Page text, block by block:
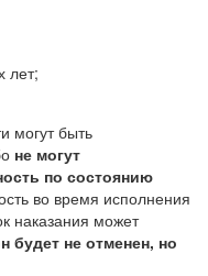
лет;
могут быть
не могут
по состоянию
во время исполнения
наказания может
будет не отменен, но